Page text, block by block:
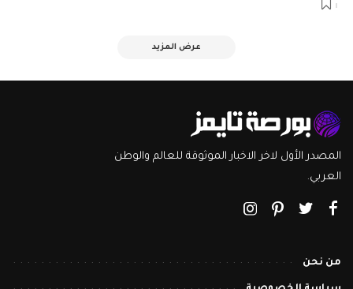
عرض المزيد
المصدر الأول لاخر الاخبار الموثوقة للعالم والوطن
العربي.
من نحن